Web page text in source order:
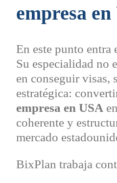
empresa en
En este punto
Su especialidad no
en conseguir visas,
estratégica:
empresa en USA
coherente y
mercado
BixPlan trabaja